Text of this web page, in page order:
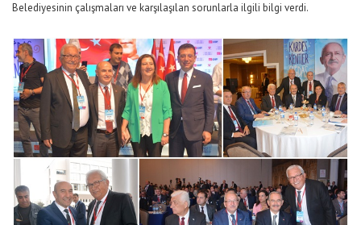
Belediyesinin çalışmaları ve karşılaşılan sorunlarla ilgili bilgi verdi.